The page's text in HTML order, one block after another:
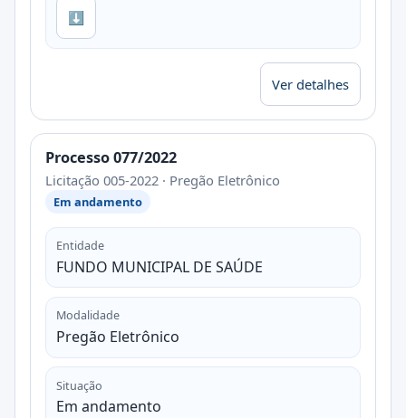
⬇
Ver detalhes
Processo 077/2022
Licitação 005-2022 · Pregão Eletrônico
Em andamento
Entidade
FUNDO MUNICIPAL DE SAÚDE
Modalidade
Pregão Eletrônico
Situação
Em andamento